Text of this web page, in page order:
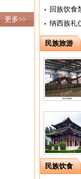
更多>>
回族饮食
纳西族礼
民族旅游
民族饮食